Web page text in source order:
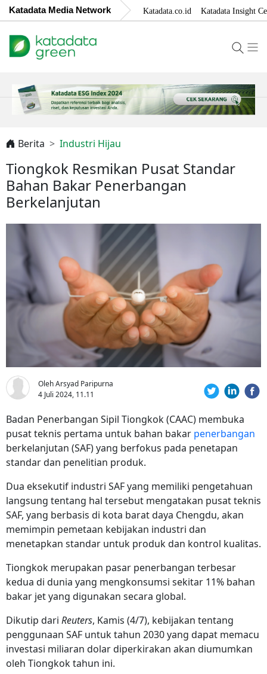
Katadata Media Network Katadata.co.id Katadata Insight
Berita Industri Hijau
Tiongkok Resmikan Pusat Standar
Bahan Bakar Penerbangan
Berkelanjutan
Oleh Arsyad Paripurna
4 Juli 2024, 11.11
Badan Penerbangan Sipil Tiongkok (CAAC) membuka
pusat teknis pertama untuk bahan bakar penerbangan
berkelanjutan (SAF) yang berfokus pada penetapan
standar dan penelitian produk.
Dua eksekutif industri SAF yang memiliki pengetahuan
langsung tentang hal tersebut mengatakan pusat teknis
SAF, yang berbasis di kota barat daya Chengdu, akan
memimpin pemetaan kebijakan industri dan
menetapkan standar untuk produk dan kontrol kualitas.
Tiongkok merupakan pasar penerbangan terbesar
kedua di dunia yang mengkonsumsi sekitar 11% bahan
bakar jet yang digunakan secara global.
Dikutip dari Reuters, Kamis (4/7), kebijakan tentang
penggunaan SAF untuk tahun 2030 yang dapat memacu
investasi miliaran dolar diperkirakan akan diumumkan
oleh Tiongkok tahun ini.